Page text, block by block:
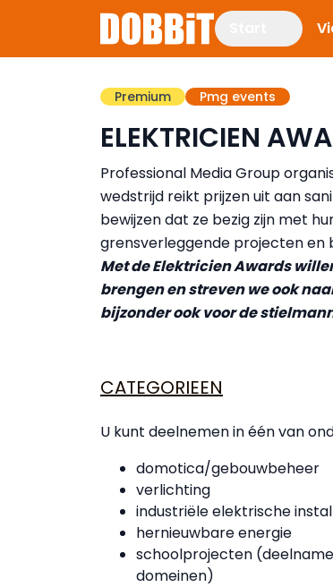
Premium Pmg events
ELEKTRICIEN
Professional Media Group
wedstrijd reikt prijzen uit aan
bewijzen dat ze bezig zijn met
grensverleggende projecten en
Met de Elektricien Awards
brengen en streven we ook
bijzonder ook voor de
CATEGORIEEN
U kunt deelnemen in één van
domotica/gebouwbeheer
verlichting
industriële elektrische
hernieuwbare energie
schoolprojecten
domeinen)